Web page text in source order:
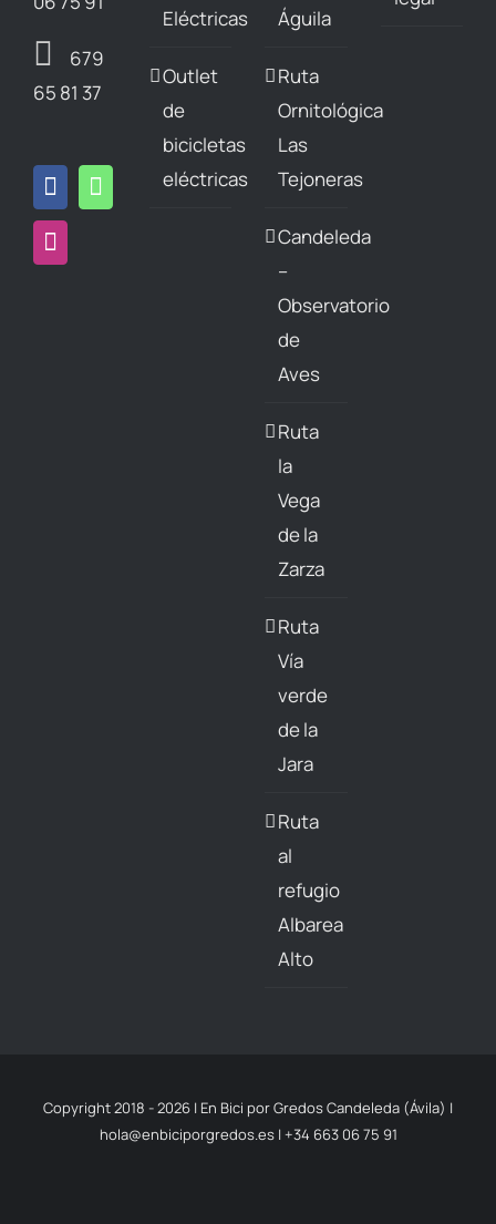
679
65 81 37
Eléctricas
Outlet
de
bicicletas
eléctricas
Águila
Ruta
Ornitológica
Las
Tejoneras
Candeleda
–
Observatorio
de
Aves
Ruta
la
Vega
de la
Zarza
Ruta
Vía
verde
de la
Jara
Ruta
al
refugio
Albarea
Alto
Copyright 2018 -2026 | En Bici por Gredos Candeleda (Ávila) |
hola@enbiciporgredos.es|+34 663 06 75 91